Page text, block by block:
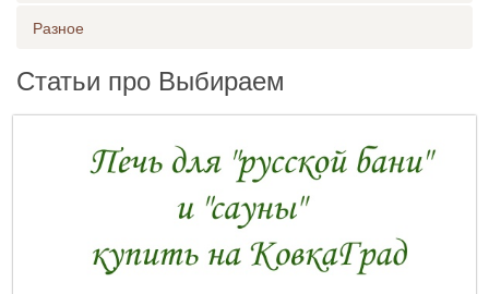
Разное
Статьи про Выбираем